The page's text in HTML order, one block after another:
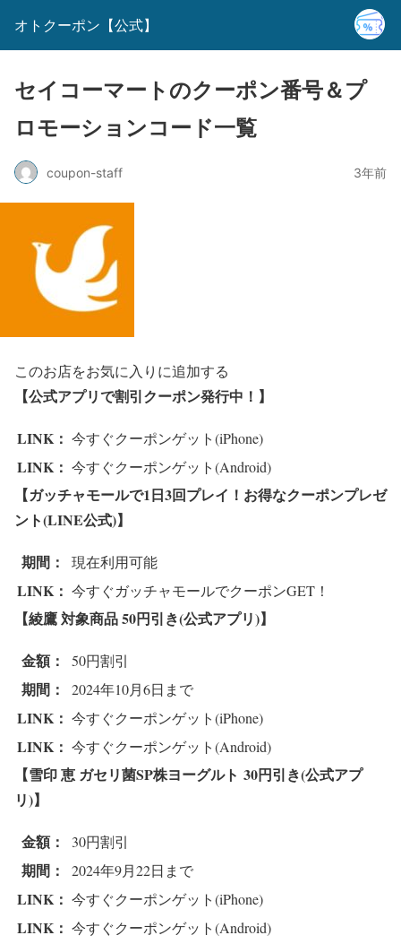
オトクーポン【公式】
セイコーマートのクーポン番号＆プ
ロモーションコード一覧
coupon-staff 3年前
このお店をお気に入りに追加する
【公式アプリで割引クーポン発行中！ 】
LINK： 今すぐクーポンゲット(iPhone)
LINK： 今すぐクーポンゲット(Android)
【ガッチャモールで1日3回プレイ！お得なクーポンプレゼ
ント(LINE公式)】
期間： 現在利用可能
LINK： 今すぐガッチャモールでクーポンGET！
【綾鷹 対象商品50円引き(公式アプリ)】
金額： 50円割引
期間： 2024年10月6日まで
LINK： 今すぐクーポンゲット(iPhone)
LINK： 今すぐクーポンゲット(Android)
【雪印 恵 ガセリ菌SP株ヨーグルト 30円引き(公式アプ
リ)】
金額： 30円割引
期間： 2024年9月22日まで
LINK： 今すぐクーポンゲット(iPhone)
LINK： 今すぐクーポンゲット(Android)